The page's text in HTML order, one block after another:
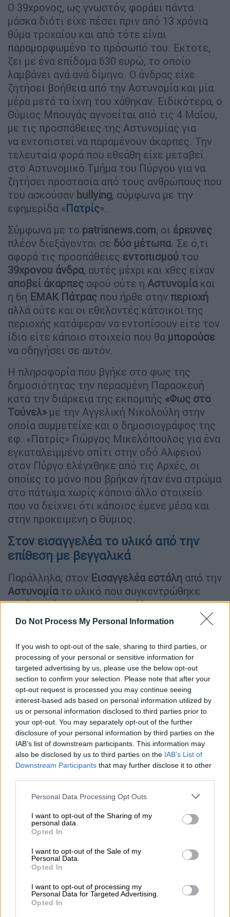
Do Not Process My Personal Information
If you wish to opt-out of the sale, sharing to third parties, or
processing of your personal or sensitive information for
targeted advertising by us, please use the below opt-out
section to confirm your selection. Please note that after your
opt-out request is processed you may continue seeing
interest-based ads based on personal information utilized by
us or personal information disclosed to third parties prior to
your opt-out. You may separately opt-out of the further
disclosure of your personal information by third parties on the
IAB’s list of downstream participants. This information may
also be disclosed by us to third parties on the IAB’s List of
Downstream Participants that may further disclose it to other
Please note that this website/app uses one or more Google
not limited to your visit or usage behaviour. You may click to
grant or deny consent to Google and its third-party tags to
use your data for below specified purposes in below Google
consent section.
Personal Data Processing Opt Outs
I want to opt-out of the Sharing of my
personal data.
Opted In
I want to opt-out of the Sale of my
Personal Data.
Opted In
I want to opt-out of processing my
Personal Data for Targeted Advertising.
Opted In
Ο 39χρονος, ως γνωστόν, φοράει πάντα
μάσκα διότι είχε πέσει πριν από 13 χρόνια
θύμα τροχαίου και από τότε είναι
παραμορφωμένο το πρόσωπό του. Εκτοτε,
ζει με ένα επίδομα 630 ευρώ, το οποίο
λαμβάνει ανά ανά δίμηνο. Ο άνδρας είχε
ζητήσει βοήθεια από την Αστυνομία και μία
μέρα μετά τα ίχνη του χάθηκαν. Ειδικότερα, ο
Θύμιος Μπουγάς αγνοείται από τις 4 Μαΐου,
με τις προσπάθειες της Αστυνομίας για
να εντοπιστεί να παραμένουν άκαρπες. Την
τελευταία φορά που εθεάθη είχε μεταβεί
στο Αστυνομικό Τμήμα του Πύργου για να
ζητήσει προστασία από τους ανθρώπους που
του ασκούσαν bullying, σύμφωνα με την
εφημερίδα «Πατρίς».
Σύμφωνα με το patrisnews.com, οι έρευνες
πλέον διεξάγονται σε δύο μέτωπα. Σε ό,τι
αφορά τις προσπάθειες εντοπισμού του
39χρονου άνδρα, αυτές μέχρι και χθες είχαν
αποβεί άκαρπες αφού ούτε η Αστυνομίακαι
η 6η ΕΜΑΚ Πάτρας που ήρθε στην περιοχή
αλλά ούτε και οι εθελοντές κάτοικοι της
περιοχής κατάφεραν να εντοπίσουν είτε τον
ίδιο είτε κάποιο στοιχείο που θα μπορούσε
να οδηγήσει σε αυτόν.
Η πληροφορία που βγήκε στο φως της
δημοσιότητας την περασμένη Παρασκευή
κατά την διάρκεια της εκπομπής «Φως στο
Τούνελ» με την Αγγελική Νικολούλη στην
οποία συμμετείχε και ο δημοσιογράφος της
εφ. «Πατρίς» Γιώργος Μικελόπουλος για ένα
εγκαταλειμμένο σπίτι στην οδό Αλφειού
στον Πύργο ελέγχθηκε από τις Αρχές, οι
οποίες το μόνο που βρήκαν ήταν ένα στρώμα
στο πάτωμα χωρίς κάποιο άλλο στοιχείο
που να δείχνει ότι κάποιος έμενε μέσα και
στην προκειμένη ο Θύμιος.
Στον εισαγγελέα το υλικό από την
επίθεση με βεγγαλικά
Παράλληλα, στον Εισαγγελέα εστάλη από την
Αστυνομίατο υλικό που συγκεντρώθηκε
κατά την έρευνα για την επίθεση με
βεγγαλικά στο σπίτι του 39χρονου, Θύμιου
σπίτι του στην Αγία Βαρβάρα στον Πύργο
Ηλείας. Οι αστυνομικοί ταυτοποίησαν
συνολικά 11 άτομα, τα οποία φέρονται να
συμμετείχαν στην επίθεση με εκτοξευτήρες
πυροτεχνημάτων. Όπως προέκυψε από την
έρευνα, οι νεαροί χρησιμοποίησαν δύο
αυτοκίνητα και δύο μηχανάκια, ενώ είναι
ηλικίας από 17 έως 21 ετών.
Στην Υποδιεύθυνση Ασφαλείας Πύργου
οδηγήθηκαν το βράδυ του Σαββάτου δύο
στην επίθεση στο σπίτι του Θύμιου Μπουγά.
Οι αστυνομικοί συγκέντρωσαν το υλικό και
στη συνέχεια το διαβίβασαν στον
Εισαγγελέα, ο οποίος θα αποφασίσει για τη
συνέχιση της έρευνας. Παρότι έχουν
περάσει 12 ημέρες από την ημέρα της
ενώ οι έρευνες συνεχίζονται από
αστυνομικούς και άντρες της ΕΜΑΚ που